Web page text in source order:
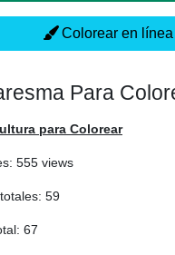
Colorear en línea
Para
para Colorear
555 views
59
67